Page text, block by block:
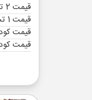
قیمت 2 تخته (هرنفر)
قیمت 1 تخته (هرنفر)
قیمت
قیمت